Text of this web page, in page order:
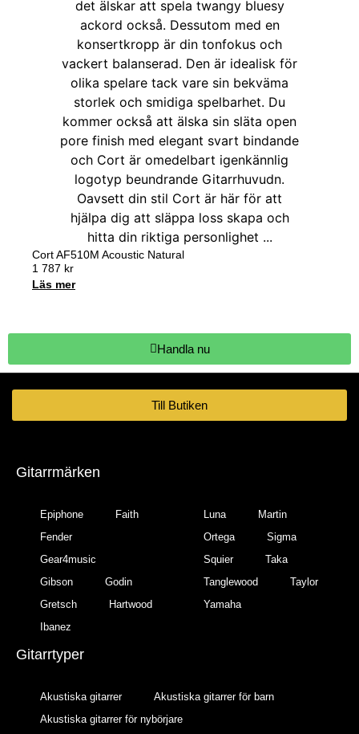
Cort AF510M Acoustic Natural
1 787 kr
Läs mer
Handla nu
Till Butiken
Gitarrmärken
Epiphone
Faith
Fender
Gear4music
Gibson
Godin
Gretsch
Hartwood
Ibanez
Luna
Martin
Ortega
Sigma
Squier
Taka
Tanglewood
Taylor
Yamaha
Gitarrtyper
Akustiska gitarrer
Akustiska gitarrer för barn
Akustiska gitarrer för nybörjare